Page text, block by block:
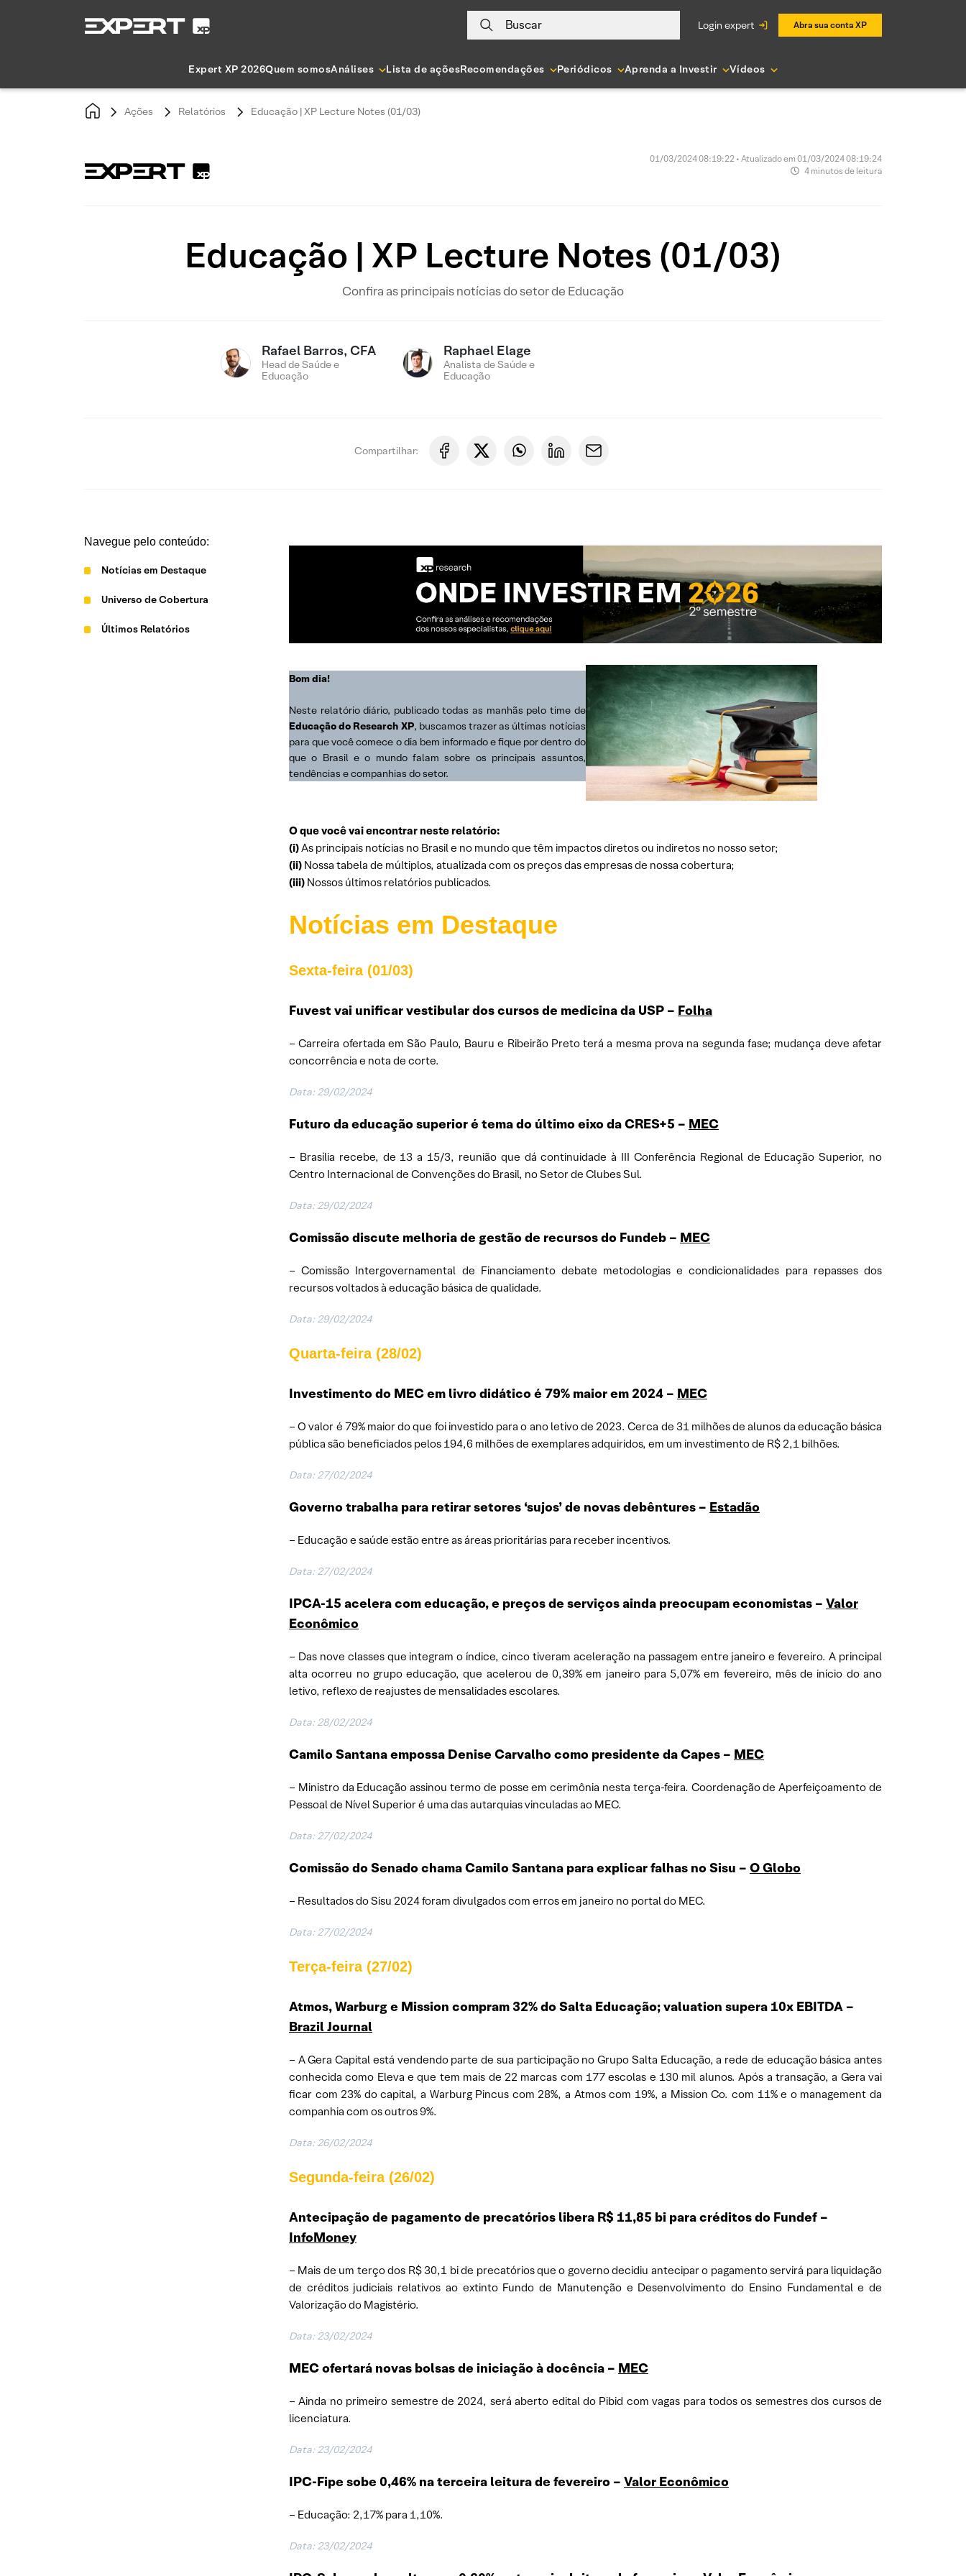
Buscar login expert Abra sua conta XP
Expert XP 2026Quem somosAnálises Lista de açõesRecomendações Periódicos Aprenda a Investir Vídeos
Ações Relatórios Educação | XP Lecture Notes (01/03)
01/03/2024 08:19:22 • Atualizado em 01/03/2024 08:19:24
4 minutos de leitura
Educação | XP Lecture Notes (01/03)
Confira as principais notícias do setor de Educação
Rafael Barros, CFA
Head de Saúde e
Educação
Raphael Elage
Analista de Saúde e
Educação
Compartilhar:
Navegue pelo conteúdo:
Notícias em Destaque
Universo de Cobertura
Últimos Relatórios
Bom dia!
Neste relatório diário, publicado todas as manhãs pelo time de
Educação do Research XP, buscamos trazer as últimas notícias
para que você comece o dia bem informado e fique por dentro do
que o Brasil e o mundo falam sobre os principais assuntos,
tendências e companhias do setor.
O que você vai encontrar neste relatório:
(i)As principais notícias no Brasil e no mundo que têm impactos diretos ou indiretos no nosso setor;
(ii) Nossa tabela de múltiplos, atualizada com os preços das empresas de nossa cobertura;
(iii) Nossos últimos relatórios publicados.
Notícias em Destaque
Sexta-feira (01/03)
Fuvest vai unificar vestibular dos cursos de medicina da USP – Folha
– Carreira ofertada em São Paulo, Bauru e Ribeirão Preto terá a mesma prova na segunda fase; mudança deve afetar
concorrência e nota de corte.
Data: 29/02/2024
Futuro da educação superior é tema do último eixo da CRES+5 – MEC
– Brasília recebe, de 13 a 15/3, reunião que dá continuidade à III Conferência Regional de Educação Superior, no
Centro Internacional de Convenções do Brasil, no Setor de Clubes Sul.
Data: 29/02/2024
Comissão discute melhoria de gestão de recursos do Fundeb – MEC
– Comissão Intergovernamental de Financiamento debate metodologias e condicionalidades para repasses dos
recursos voltados à educação básica de qualidade.
Data: 29/02/2024
Quarta-feira (28/02)
Investimento do MEC em livro didático é 79% maior em 2024 – MEC
– O valor é 79% maior do que foi investido para o ano letivo de 2023. Cerca de 31 milhões de alunos da educação básica
pública são beneficiados pelos 194,6 milhões de exemplares adquiridos, em um investimento de R$ 2,1 bilhões.
Data: 27/02/2024
Governo trabalha para retirar setores ‘sujos’ de novas debêntures – Estadão
– Educação e saúde estão entre as áreas prioritárias para receber incentivos.
Data: 27/02/2024
IPCA-15 acelera com educação, e preços de serviços ainda preocupam economistas – Valor
Econômico
– Das nove classes que integram o índice, cinco tiveram aceleração na passagem entre janeiro e fevereiro. A principal
alta ocorreu no grupo educação, que acelerou de 0,39% em janeiro para 5,07% em fevereiro, mês de início do ano
letivo, reflexo de reajustes de mensalidades escolares.
Data: 28/02/2024
Camilo Santana empossa Denise Carvalho como presidente da Capes – MEC
– Ministro da Educação assinou termo de posse em cerimônia nesta terça-feira. Coordenação de Aperfeiçoamento de
Pessoal de Nível Superior é uma das autarquias vinculadas ao MEC.
Data: 27/02/2024
Comissão do Senado chama Camilo Santana para explicar falhas no Sisu – O Globo
– Resultados do Sisu 2024 foram divulgados com erros em janeiro no portal do MEC.
Data: 27/02/2024
Terça-feira (27/02)
Atmos, Warburg e Mission compram 32% do Salta Educação; valuation supera 10x EBITDA –
Brazil Journal
– A Gera Capital está vendendo parte de sua participação no Grupo Salta Educação, a rede de educação básica antes
conhecida como Eleva e que tem mais de 22 marcas com 177 escolas e 130 mil alunos. Após a transação, a Gera vai
ficar com 23% do capital, a Warburg Pincus com 28%, a Atmos com 19%, a Mission Co. com 11% e o management da
companhia com os outros 9%.
Data: 26/02/2024
Segunda-feira (26/02)
Antecipação de pagamento de precatórios libera R$ 11,85 bi para créditos do Fundef –
InfoMoney
– Mais de um terço dos R$ 30,1 bi de precatórios que o governo decidiu antecipar o pagamento servirá para liquidação
de créditos judiciais relativos ao extinto Fundo de Manutenção e Desenvolvimento do Ensino Fundamental e de
Valorização do Magistério.
Data: 23/02/2024
MEC ofertará novas bolsas de iniciação à docência – MEC
– Ainda no primeiro semestre de 2024, será aberto edital do Pibid com vagas para todos os semestres dos cursos de
licenciatura.
Data: 23/02/2024
IPC-Fipe sobe 0,46% na terceira leitura de fevereiro – Valor Econômico
– Educação: 2,17% para 1,10%.
Data: 23/02/2024